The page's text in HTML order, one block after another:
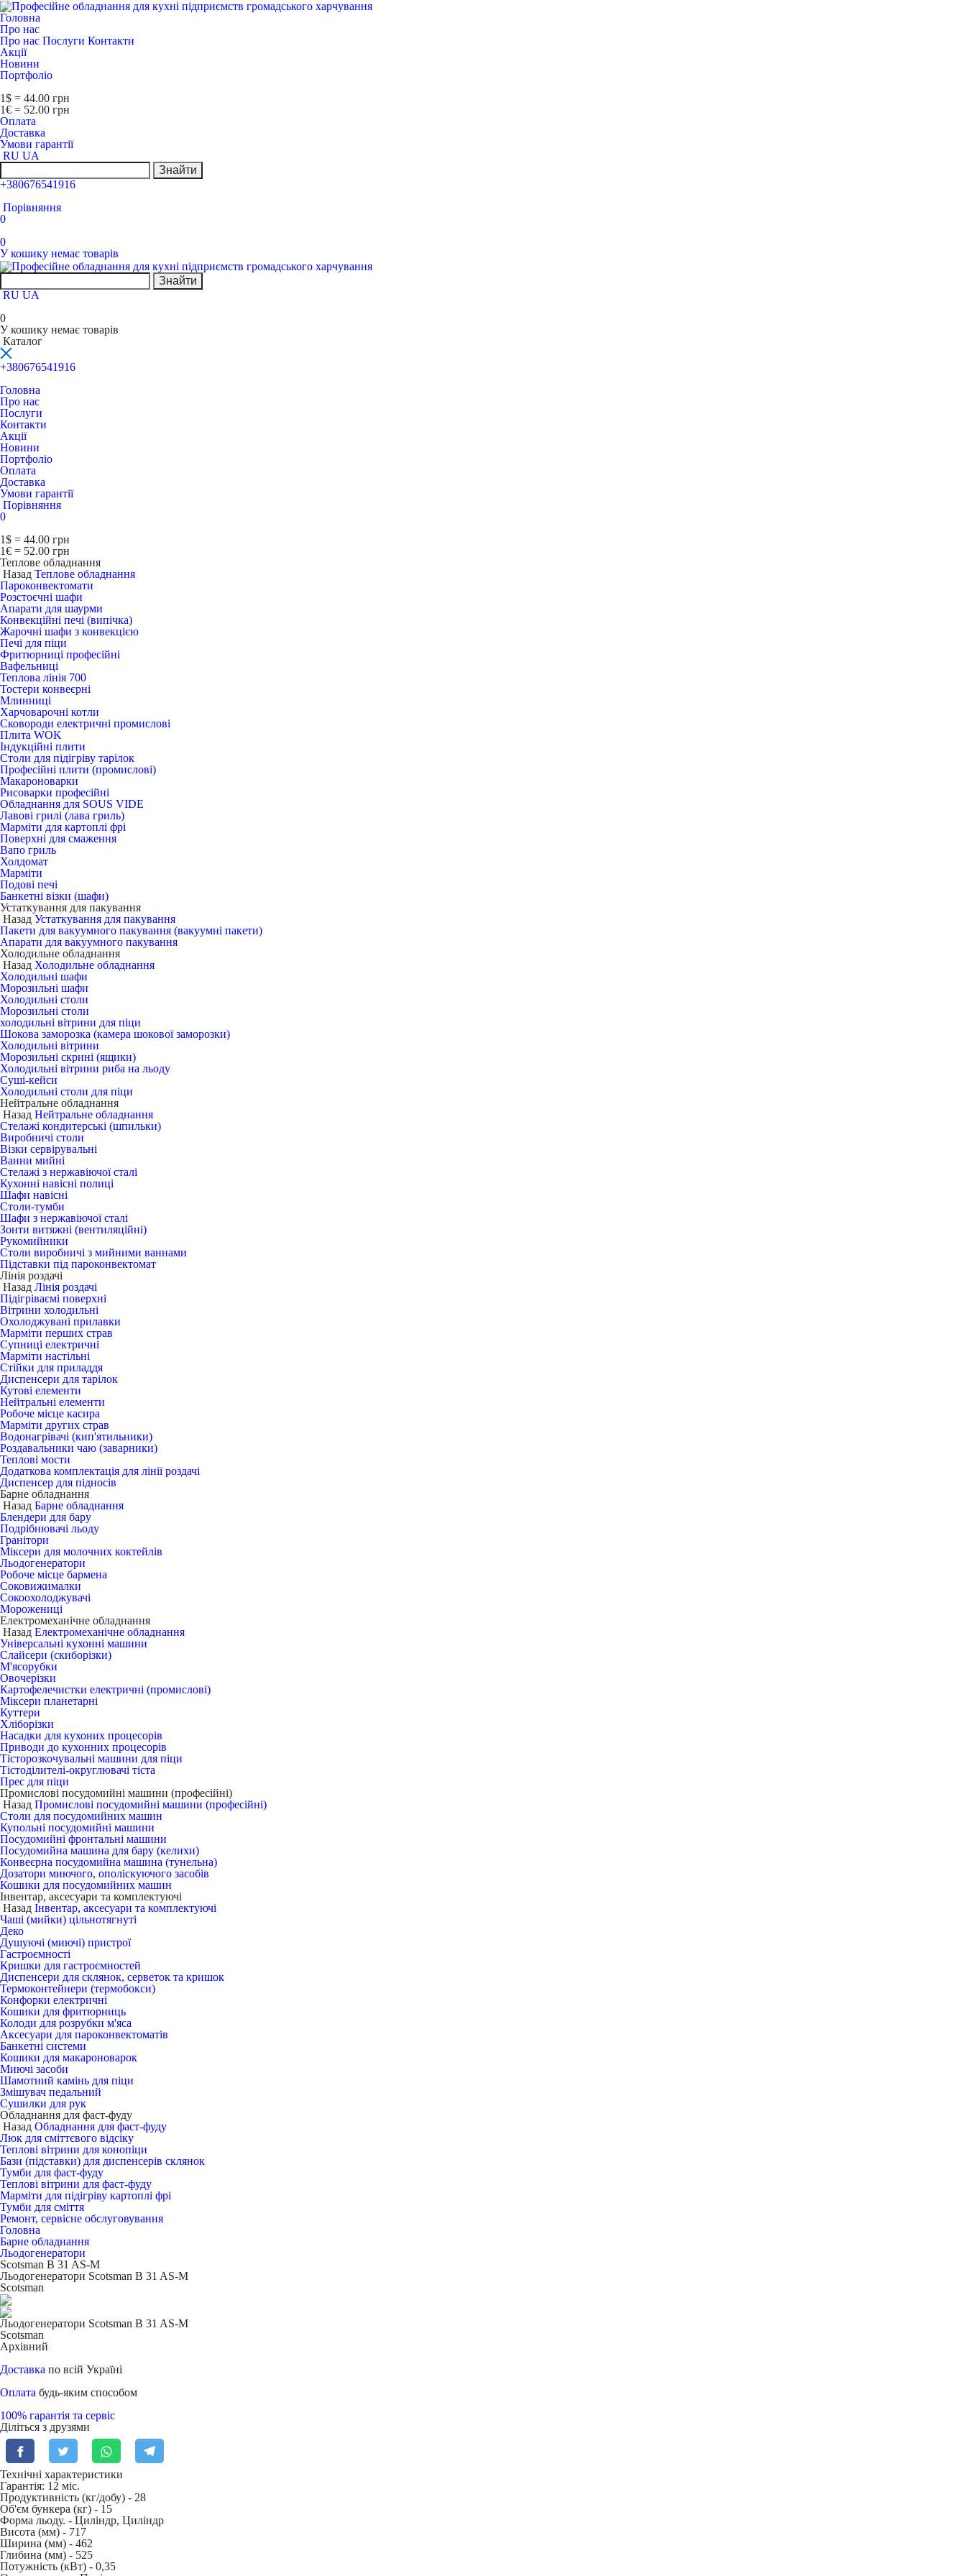
Головна
Про нас
Про нас Послуги Контакти
Акції
Новини
Портфоліо
1$ = 44.00 грн
1€ = 52.00 грн
Оплата
Доставка
Умови гарантії
RU UA
Знайти
+380676541916
Порівняння
0
0
У кошику немає товарів
Знайти
RU UA
0
У кошику немає товарів
Каталог
+380676541916
Головна
Про нас
Послуги
Контакти
Акції
Новини
Портфоліо
Оплата
Доставка
Умови гарантії
Порівняння
0
1$ = 44.00 грн
1€ = 52.00 грн
Теплове обладнання
Назад Теплове обладнання
Пароконвектомати
Розстоєчні шафи
Апарати для шаурми
Конвекційні печі (випічка)
Жарочні шафи з конвекцією
Печі для піци
Фритюрниці професійні
Вафельниці
Теплова лінія 700
Тостери конвеєрні
Млинниці
Харчоварочні котли
Сковороди електричні промислові
Плита WOK
Індукційні плити
Столи для підігріву тарілок
Професійні плити (промислові)
Макароноварки
Рисоварки професійні
Обладнання для SOUS VIDE
Лавові грилі (лава гриль)
Марміти для картоплі фрі
Поверхні для смаження
Вапо гриль
Холдомат
Марміти
Подові печі
Банкетні візки (шафи)
Устаткування для пакування
Назад Устаткування для пакування
Пакети для вакуумного пакування (вакуумні пакети)
Апарати для вакуумного пакування
Холодильне обладнання
Назад Холодильне обладнання
Холодильні шафи
Морозильні шафи
Холодильні столи
Морозильні столи
холодильні вітрини для піци
Шокова заморозка (камера шокової заморозки)
Холодильні вітрини
Морозильні скрині (ящики)
Холодильні вітрини риба на льоду
Суші-кейси
Холодильні столи для піци
Нейтральне обладнання
Назад Нейтральне обладнання
Стелажі кондитерські (шпильки)
Виробничі столи
Візки сервірувальні
Ванни мийні
Стелажі з нержавіючої сталі
Кухонні навісні полиці
Шафи навісні
Столи-тумби
Шафи з нержавіючої сталі
Зонти витяжні (вентиляційні)
Рукомийники
Столи виробничі з мийними ваннами
Підставки під пароконвектомат
Лінія роздачі
Назад Лінія роздачі
Підігріваємі поверхні
Вітрини холодильні
Охолоджувані прилавки
Марміти перших страв
Супниці електричні
Марміти настільні
Стійки для приладдя
Диспенсери для тарілок
Кутові елементи
Нейтральні елементи
Робоче місце касира
Марміти других страв
Водонагрівачі (кип'ятильники)
Роздавальники чаю (заварники)
Теплові мости
Додаткова комплектація для лінії роздачі
Диспенсер для підносів
Барне обладнання
Назад Барне обладнання
Блендери для бару
Подрібнювачі льоду
Гранітори
Міксери для молочних коктейлів
Льодогенератори
Робоче місце бармена
Соковижималки
Сокоохолоджувачі
Морожениці
Електромеханічне обладнання
Назад Електромеханічне обладнання
Універсальні кухонні машини
Слайсери (скиборізки)
М'ясорубки
Овочерізки
Картофелечистки електричні (промислові)
Міксери планетарні
Куттери
Хліборізки
Насадки для кухоних процесорів
Приводи до кухонних процесорів
Тісторозкочувальні машини для піци
Тістоділителі-округлювачі тіста
Прес для піци
Промислові посудомийні машини (професійні)
Назад Промислові посудомийні машини (професійні)
Столи для посудомийних машин
Купольні посудомийні машини
Посудомийні фронтальні машини
Посудомийна машина для бару (келихи)
Конвеєрна посудомийна машина (тунельна)
Дозатори миючого, ополіскуючого засобів
Кошики для посудомийних машин
Інвентар, аксесуари та комплектуючі
Назад Інвентар, аксесуари та комплектуючі
Чаші (мийки) цільнотягнуті
Деко
Душуючі (миючі) пристрої
Гастроємності
Кришки для гастроємностей
Диспенсери для склянок, серветок та кришок
Термоконтейнери (термобокси)
Конфорки електричні
Кошики для фритюрниць
Колоди для розрубки м'яса
Аксесуари для пароконвектоматів
Банкетні системи
Кошики для макароноварок
Миючі засоби
Шамотний камінь для піци
Змішувач педальний
Сушилки для рук
Обладнання для фаст-фуду
Назад Обладнання для фаст-фуду
Люк для сміттєвого відсіку
Теплові вітрини для конопіци
Бази (підставки) для диспенсерів склянок
Тумби для фаст-фуду
Теплові вітрини для фаст-фуду
Марміти для підігріву картоплі фрі
Тумби для сміття
Ремонт, сервісне обслуговування
Головна
Барне обладнання
Льодогенератори
Scotsman B 31 AS-M
Льодогенератори Scotsman B 31 AS-M
Scotsman
Льодогенератори Scotsman B 31 AS-M
Scotsman
Архівний
Доставка по всій Україні
Оплата будь-яким способом
100% гарантія та сервіс
Діліться з друзями
Технічні характеристики
Гарантія: 12 міс.
Продуктивність (кг/добу) - 28
Об'єм бункера (кг) - 15
Форма льоду. - Циліндр, Циліндр
Висота (мм) - 717
Ширина (мм) - 462
Глибина (мм) - 525
Потужність (кВт) - 0,35